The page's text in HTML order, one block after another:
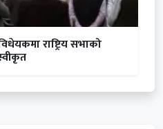
राष्ट्रिय सभाको